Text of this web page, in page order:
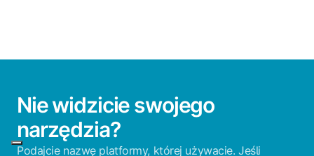
Nie widzicie swojego
narzędzia?
Podajcie nazwę platformy, której używacie. Jeśli